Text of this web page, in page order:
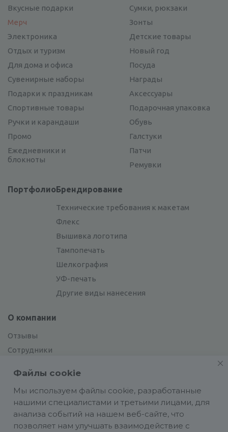
Вкусные подарки
Мерч
Электроника
Отдых и туризм
Для дома и офиса
Сувенирные наборы
Подарки к праздникам
Спортивные товары
Ручки и карандаши
Промо
Ежедневники и
блокноты
Сумки, рюкзаки
Зонты
Детские товары
Новый год
Посуда
Награды
Аксессуары
Подарочная упаковка
Обувь
Галстуки
Патчи
Ремувки
ПортфолиоБрендирование
Технические требования к макетам
Флекс
Вышивка логотипа
Тампопечать
Шелкография
УФ-печать
Другие виды нанесения
О компании
Отзывы
Сотрудники
Вакансии
Файлы cookie
Мы используем файлы cookie, разработанные
нашими специалистами и третьими лицами, для
анализа событий на нашем веб-сайте, что
позволяет нам улучшать взаимодействие с